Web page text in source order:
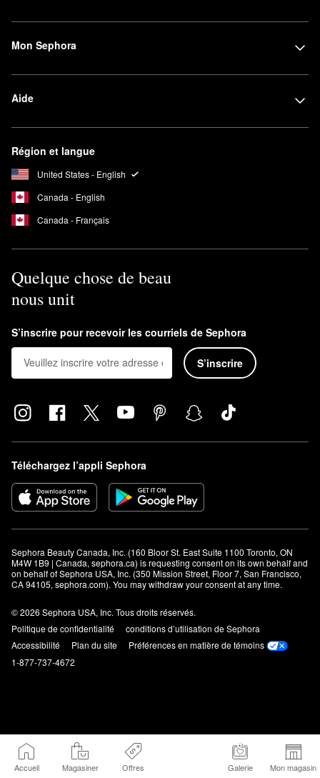
Accueil Magasiner Offres Galerie Mon magasin
Mon Sephora
Aide
Région et langue
United States - English
Canada - English
Canada - Français
Quelque chose de beau
nous unit
S’inscrire pour recevoir les courriels de Sephora
S’inscrire
Téléchargez l’appli Sephora
Sephora Beauty Canada, Inc. (160 Bloor St. East Suite 1100 Toronto, ON
M4W 1B9 | Canada, sephora.ca) is requesting consent on its own behalf and
on behalf of Sephora USA, Inc. (350 Mission Street, Floor 7, San Francisco,
CA 94105, sephora.com). You may withdraw your consent at any time.
© 2026 Sephora USA, Inc. Tous droits réservés.
Politique de confidentialité
conditions d’utilisation de Sephora
Accessibilité
Plan du site
Préférences en matière de témoins
1-877-737-4672